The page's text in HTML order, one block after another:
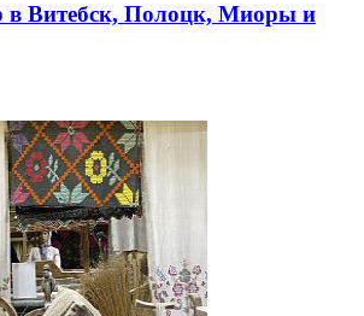
в Витебск, Полоцк, Миоры и